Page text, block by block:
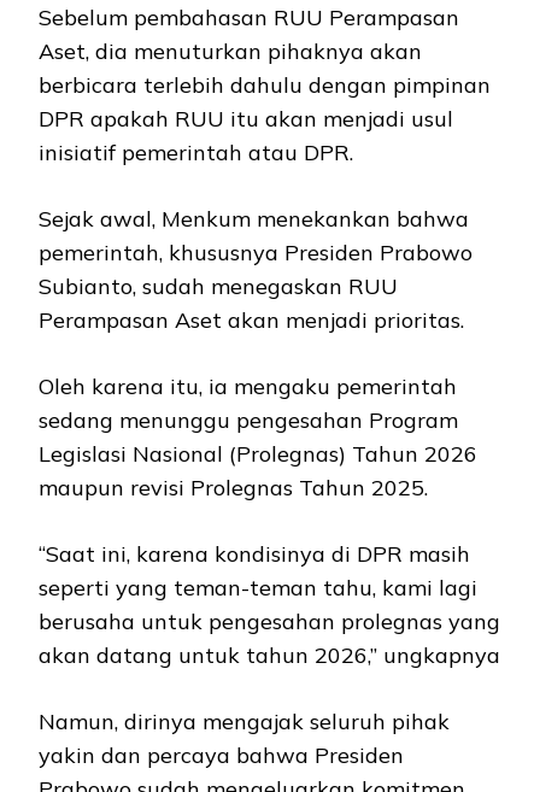
Sebelum pembahasan RUU Perampasan
Aset, dia menuturkan pihaknya akan
berbicara terlebih dahulu dengan pimpinan
DPR apakah RUU itu akan menjadi usul
inisiatif pemerintah atau DPR.
Sejak awal, Menkum menekankan bahwa
pemerintah, khususnya Presiden Prabowo
Subianto, sudah menegaskan RUU
Perampasan Aset akan menjadi prioritas.
Oleh karena itu, ia mengaku pemerintah
sedang menunggu pengesahan Program
Legislasi Nasional (Prolegnas) Tahun 2026
maupun revisi Prolegnas Tahun 2025.
“Saat ini, karena kondisinya di DPR masih
seperti yang teman-teman tahu, kami lagi
berusaha untuk pengesahan prolegnas yang
akan datang untuk tahun 2026,” ungkapnya
Namun, dirinya mengajak seluruh pihak
yakin dan percaya bahwa Presiden